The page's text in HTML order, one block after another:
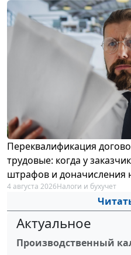
Переквалификация
трудовые: когда у
штрафов и доначисления
4 августа 2026Налоги и бухучет
Актуальное
Производственный